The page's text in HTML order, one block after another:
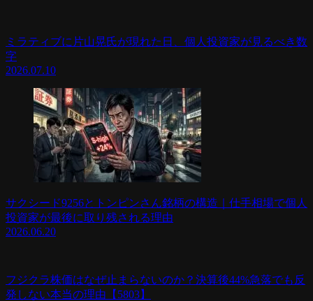
ミラティブに片山晃氏が現れた日、個人投資家が見るべき数
字
2026.07.10
サクシード9256とトンピンさん銘柄の構造｜仕手相場で個人
投資家が最後に取り残される理由
2026.06.20
フジクラ株価はなぜ止まらないのか？決算後44%急落でも反
発しない本当の理由【5803】